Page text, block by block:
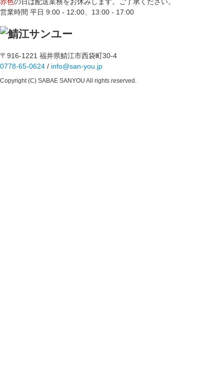
営業時間 平日 9:00 - 12:00、13:00 - 17:00
〒916-1221 福井県鯖江市西袋町30-4
0778-65-0624 / info@san-you.jp
Copyright (C) SABAE SANYOU All rights reserved.